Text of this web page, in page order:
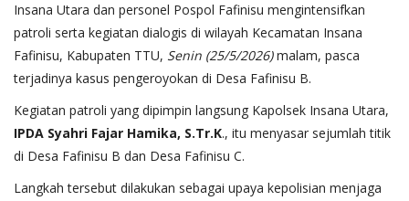
Insana Utara dan personel Pospol Fafinisu mengintensifkan
patroli serta kegiatan dialogis di wilayah Kecamatan Insana
Fafinisu, Kabupaten TTU, Senin (25/5/2026)malam, pasca
terjadinya kasus pengeroyokan di Desa Fafinisu B.
Kegiatan patroli yang dipimpin langsung Kapolsek Insana Utara,
IPDA Syahri Fajar Hamika, S.Tr.K., itu menyasar sejumlah titik
di Desa Fafinisu B dan Desa Fafinisu C.
Langkah tersebut dilakukan sebagai upaya kepolisian menjaga